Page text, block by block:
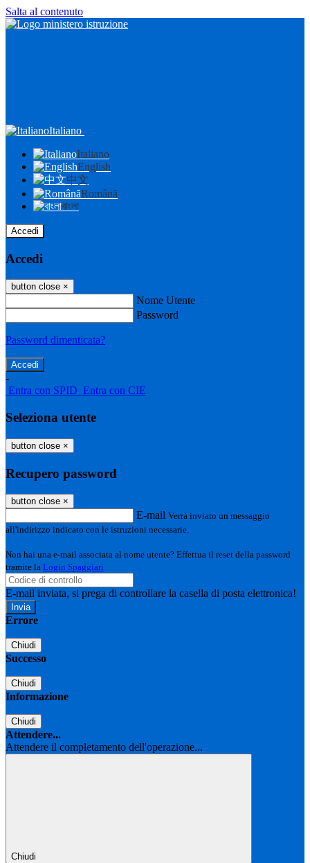
Salta al contenuto
Italiano
Italiano
English
中文
Română
বাংলা
Accedi
Accedi
button close ×
Nome Utente
Password
Password dimenticata?
-
Entra con SPID Entra con CIE
Seleziona utente
button close ×
Recupero password
button close ×
E-mail Verrà inviato un messaggio
all'indirizzo indicato con le istruzioni necessarie.
Non hai una e-mail associata al nome utente? Effettua il reset della password
tramite la Login Spaggiari
E-mail inviata, si prega di controllare la casella di posta elettronica!
Errore
Chiudi
Successo
Chiudi
Informazione
Chiudi
Attendere...
Attendere il completamento dell'operazione...
Chiudi